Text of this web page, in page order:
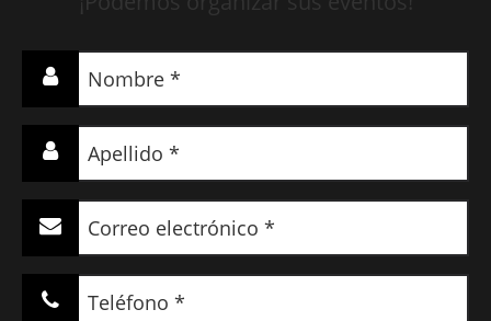
Nombre
(Required)
Apellido
(Required)
electrónico
(Required)
Teléfono
(Required)